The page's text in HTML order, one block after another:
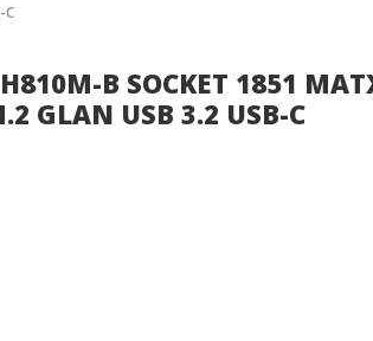
C
B SOCKET 1851
GLAN USB 3.2 USB-C